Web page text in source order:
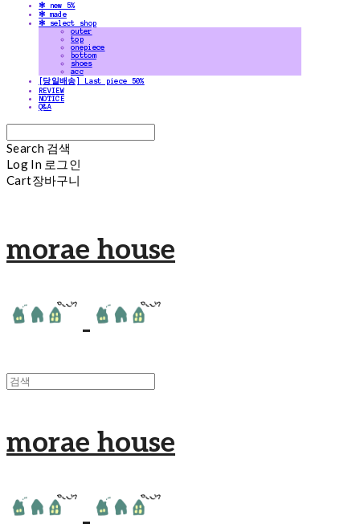
✻ new 5%
✻ made
✻ select shop
outer
top
onepiece
bottom
shoes
acc
[당일배송] Last piece 50%
REVIEW
NOTICE
Q&A
Search 검색
Log In 로그인
Cart장바구니
morae house
morae house